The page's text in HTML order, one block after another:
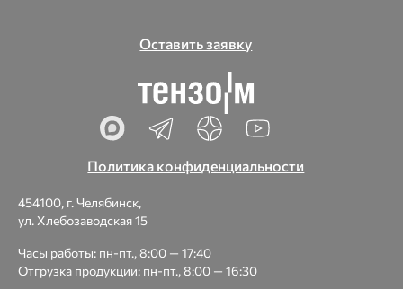
Оставить заявку
Политика конфиденциальности
454100, г. Челябинск,
ул. Хлебозаводская 15
Часы работы: пн-пт., 8:00 — 17:40
Отгрузка продукции: пн-пт., 8:00 — 16:30